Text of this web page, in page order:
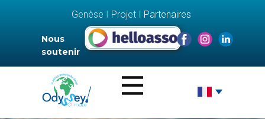
Genèse I ProjetI Partenaires
Nous
soutenir